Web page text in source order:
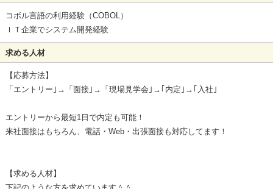
コボル言語の利用経験（COBOL）
ＩＴ企業でシステム開発経験
求める人材
【応募方法】
「エントリー｣→「面接｣→「現場見学会｣→｢内定｣→｢入社｣
エントリーから最短1日で内定も可能！
来社面接はもちろん、電話・Web・出張面接も対応してます！
【求める人材】